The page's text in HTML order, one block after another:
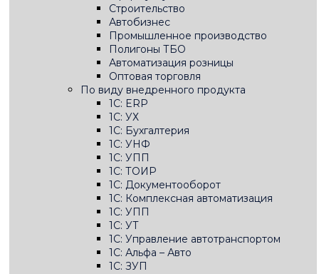
Строительство
Автобизнес
Промышленное производство
Полигоны ТБО
Автоматизация розницы
Оптовая торговля
По виду внедренного продукта
1C: ERP
1С: УХ
1С: Бухгалтерия
1C: УНФ
1C: УПП
1С: ТОИР
1С: Документооборот
1С: Комплексная автоматизация
1С: УПП
1С: УТ
1С: Управление автотранспортом
1С: Альфа – Авто
1С: ЗУП